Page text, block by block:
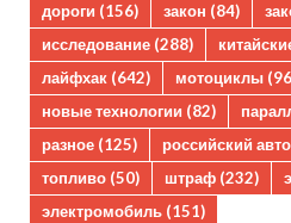
дороги (156) закон (84)
исследование (288)
лайфхак (642) мотоциклы
новые технологии (82)
разное (125) российский
топливо (50) штраф (232)
электромобиль (151)